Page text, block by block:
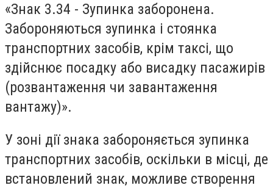
«Знак 3.34 - Зупинка заборонена.
Забороняються зупинка і стоянка
транспортних засобів, крім таксі, що
здійснює посадку або висадку пасажирів
(розвантаження чи завантаження
вантажу)».
У зоні дії знака забороняється зупинка
транспортних засобів, оскільки в місці, де
встановлений знак, можливе створення